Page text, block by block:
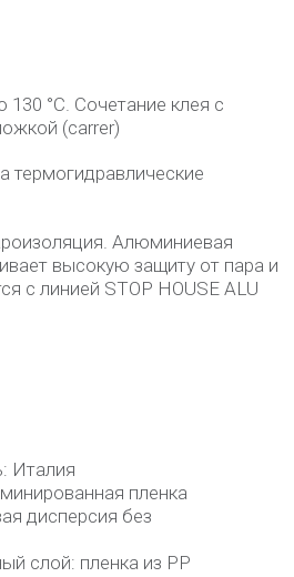
°C. Сочетание клея с
(carrer)
термогидравлические
Алюминиевая
высокую защиту от пара и
с линией STOP HOUSE ALU
Италия
пленка
без
пленка из PP